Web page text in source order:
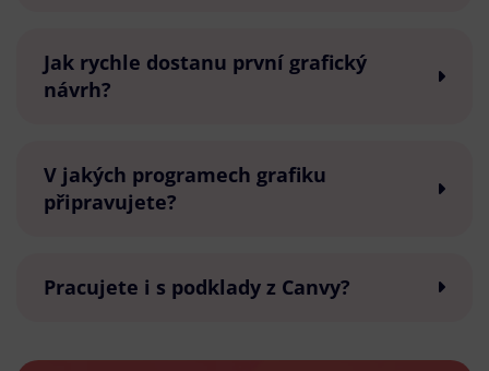
Jak rychle dostanu první grafický
návrh?
V jakých programech grafiku
připravujete?
Pracujete i s podklady z Canvy?